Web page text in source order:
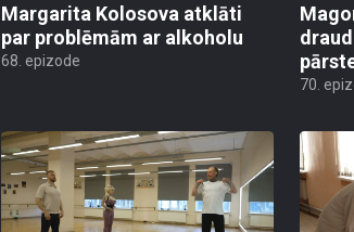
Margarita Kolosova atklāti
par problēmām ar alkoholu
68. epizode
70.